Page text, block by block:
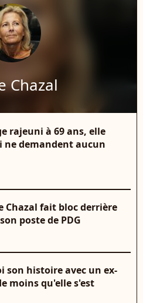
Chazal
rajeuni à 69 ans, elle
ne demandent aucun
Chazal fait bloc derrière
poste de PDG
son histoire avec un ex-
moins qu'elle s'est